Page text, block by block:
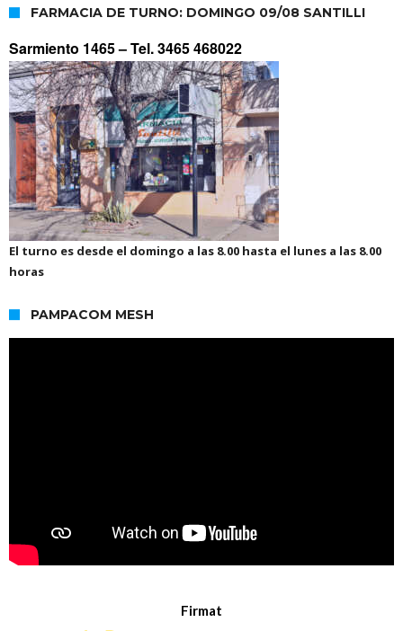
FARMACIA DE TURNO: DOMINGO 09/08 SANTILLI
Sarmiento 1465 –Tel. 3465 468022
El turno es desde el domingo a las 8.00 hasta el lunes a las 8.00
horas
PAMPACOM MESH
Firmat